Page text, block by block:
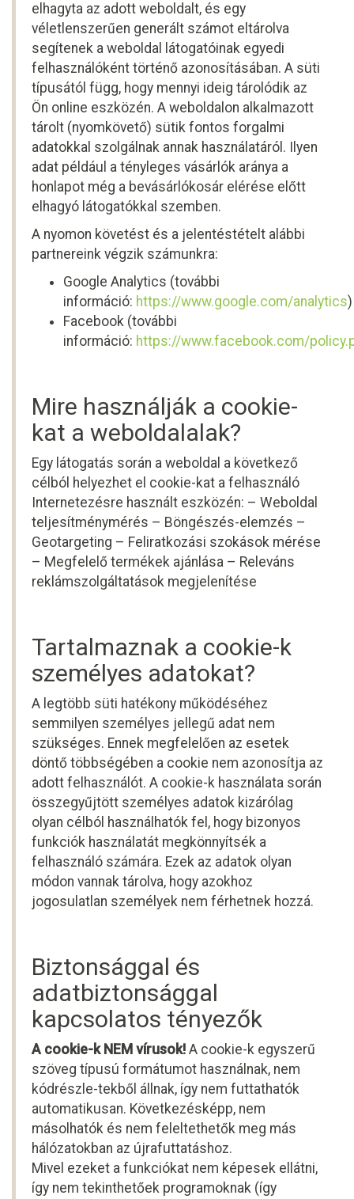
elhagyta az adott weboldalt, és egy
véletlenszerűen generált számot eltárolva
segítenek a weboldal látogatóinak egyedi
felhasználóként történő azonosításában. A süti
típusától függ, hogy mennyi ideig tárolódik az
Ön online eszközén. A weboldalon alkalmazott
tárolt (nyomkövető) sütik fontos forgalmi
adatokkal szolgálnak annak használatáról. Ilyen
adat például a tényleges vásárlók aránya a
honlapot még a bevásárlókosár elérése előtt
elhagyó látogatókkal szemben.
A nyomon követést és a jelentéstételt alábbi
partnereink végzik számunkra:
Google Analytics (további
információ: https://www.google.com/analytics)
Facebook (további
információ: https://www.facebook.com/
Mire használják a cookie-
kat a weboldalalak?
Egy látogatás során a weboldal a következő
célból helyezhet el cookie-kat a felhasználó
Internetezésre használt eszközén: – Weboldal
teljesítménymérés – Böngészés-elemzés –
Geotargeting – Feliratkozási szokások mérése
– Megfelelő termékek ajánlása – Releváns
reklámszolgáltatások megjelenítése
Tartalmaznak a cookie-k
személyes adatokat?
A legtöbb süti hatékony működéséhez
semmilyen személyes jellegű adat nem
szükséges. Ennek megfelelően az esetek
döntő többségében a cookie nem azonosítja az
adott felhasználót. A cookie-k használata során
összegyűjtött személyes adatok kizárólag
olyan célból használhatók fel, hogy bizonyos
funkciók használatát megkönnyítsék a
felhasználó számára. Ezek az adatok olyan
módon vannak tárolva, hogy azokhoz
jogosulatlan személyek nem férhetnek hozzá.
Biztonsággal és
adatbiztonsággal
kapcsolatos tényezők
A cookie-k NEM vírusok! A cookie-k egyszerű
szöveg típusú formátumot használnak, nem
kódrészle-tekből állnak, így nem futtathatók
automatikusan. Következésképp, nem
másolhatók és nem feleltethetők meg más
hálózatokban az újrafuttatáshoz.
Mivel ezeket a funkciókat nem képesek ellátni,
így nem tekinthetőek programoknak (így